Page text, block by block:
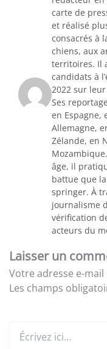
carte de
et réalisé
consacrés à
chiens, aux
territoires. Il
candidats à
2022 sur
Ses
en Espagne,
Allemagne,
Zélande, en
âge, il
battue que
springer. À
journalisme
vérification
acteurs du
Laisser un
Votre adresse e-
Les champs
ici…